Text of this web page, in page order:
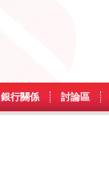
銀行關係 討論區